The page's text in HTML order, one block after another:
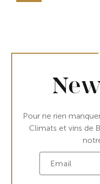
Pour ne rien
Climats et vins de